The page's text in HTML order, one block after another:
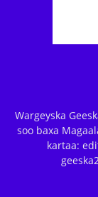
Wargeyska
soo baxa
kartaa: